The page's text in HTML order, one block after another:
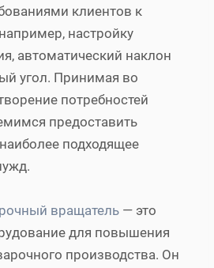
клиентов к
настройку
автоматический наклон
угол. Принимая во
потребностей
предоставить
подходящее
вращатель — это
для повышения
производства. Он